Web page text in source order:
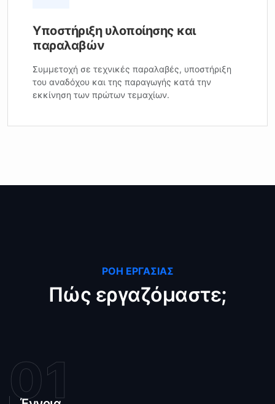
Υποστήριξη υλοποίησης και
παραλαβών
Συμμετοχή σε τεχνικές παραλαβές, υποστήριξη
του αναδόχου και της παραγωγής κατά την
εκκίνηση των πρώτων τεμαχίων.
ΡΟΉ ΕΡΓΑΣΊΑΣ
Πώς εργαζόμαστε;
01